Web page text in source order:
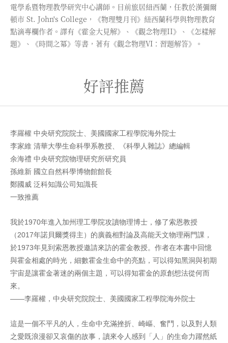
電學系暨物理教學研究中心講師。目前旅居紐西蘭，任教於漢彌爾
頓市 St. John's College，《物理雙月刊》紐西蘭科學與物理教育
點滴專欄作者。譯有《霍金大見解》、《觀念物理II》、《怎樣解
題》、《時間之冪》等書，著有《觀念物理Ⅵ：習題解答》。
好評推薦
李羅權 中央研究院院士、美國國家工程學院海外院士
李家維 清華大學生命科學系教授、《科學人雜誌》總編輯
余海禮 中央研究院物理研究所研究員
孫維新 國立自然科學博物館館長
鄭國威 泛科知識公司知識長
一致推薦
我於1970年進入加州理工學院攻讀物理博士，修了索恩教授
（2017年諾貝爾獎得主）的廣義相對論及高能天文物理兩門課，
於1973年見到索恩教授邀請來訪的霍金教授。作者在本書中回憶
與霍金相處的時光，細數霍金生命中的亮點，可以得知黑洞與初期
宇宙是讓霍金著迷的兩個主題，可以得知霍金的原創想法從何而
來。
——李羅權，中央研究院院士、美國國家工程學院海外院士
這是一個不平凡的人，生命中充滿挫折、崎嶇、奮鬥，以及對人類
之愛既浪漫卻又哀傷的故事，讀來令人感到「人」的生命力躍然紙